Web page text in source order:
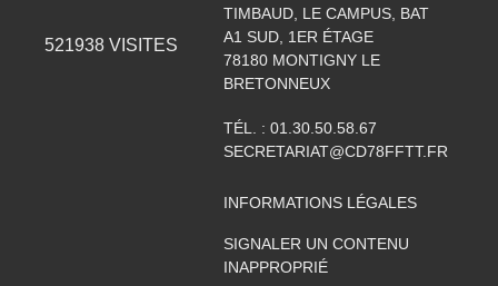
521938 VISITES
TIMBAUD, LE CAMPUS, BAT
A1 SUD, 1ER ÉTAGE
78180 MONTIGNY LE
BRETONNEUX
TÉL. : 01.30.50.58.67
SECRETARIAT@CD78FFTT.FR
INFORMATIONS LÉGALES
SIGNALER UN CONTENU
INAPPROPRIÉ